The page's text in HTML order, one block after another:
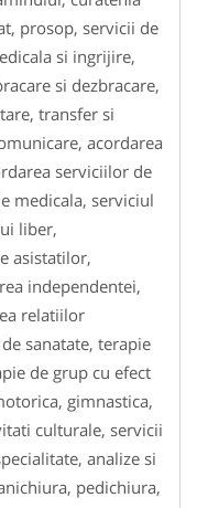
prosop, servicii de
si ingrijire,
si dezbracare,
transfer si
acordarea
serviciilor de
medicala, serviciul
liber,
asistatilor,
independentei,
relatiilor
sanatate, terapie
de grup cu efect
gimnastica,
culturale, servicii
analize si
pedichiura,